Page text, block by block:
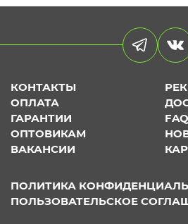
КОНТАКТЫ
ОПЛАТА
ГАРАНТИИ
FAQ
ОПТОВИКАМ
ВАКАНСИИ
ПОЛИТИКА
ПОЛЬЗОВАТЕЛЬСКОЕ